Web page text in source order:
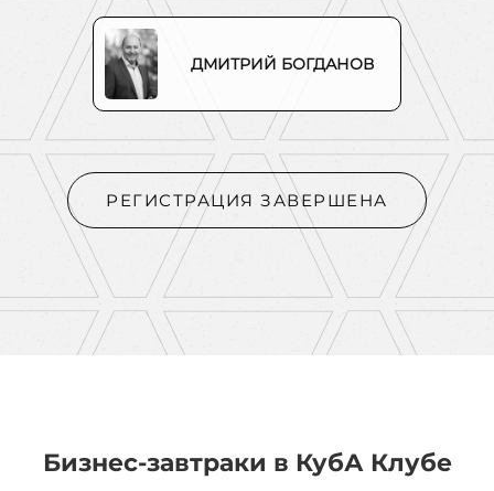
ДМИТРИЙ БОГДАНОВ
РЕГИСТРАЦИЯ ЗАВЕРШЕНА
Бизнес-завтраки в КубАКлубе